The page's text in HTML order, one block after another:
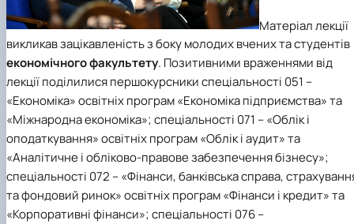
Матеріал лекції
викликав зацікавленість з боку молодих вчених та студентів
економічного факультету. Позитивними враженнями від
лекції поділилися першокурсники спеціальності 051 –
«Економіка» освітніх програм «Економіка підприємства» та
«Міжнародна економіка»; спеціальності 071 – «Облік і
оподаткування» освітніх програм «Облік і аудит» та
«Аналітичне і обліково-правове забезпечення бізнесу»;
спеціальності 072 – «Фінанси, банківська справа,
та фондовий ринок» освітніх програм «Фінанси і кредит» та
«Корпоративні фінанси»; спеціальності 076 –